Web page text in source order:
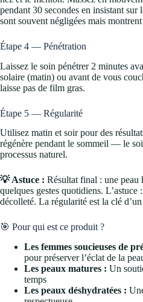
pendant 30 secondes en insistant sur
sont souvent négligées mais
Étape 4 — Pénétration
Laissez le soin pénétrer 2 minutes
solaire (matin) ou avant de vous
laisse pas de film gras.
Étape 5 — Régularité
Utilisez matin et soir pour des
régénère pendant le sommeil — le
processus naturel.
💡 Astuce : Résultat final : une peau
quelques gestes quotidiens. L’astuce
décolleté. La régularité est la clé
🎯 Pour qui est ce produit ?
Les femmes soucieuses de
pour préserver l’éclat de la
Les peaux matures : Un
temps
Les peaux déshydratées :